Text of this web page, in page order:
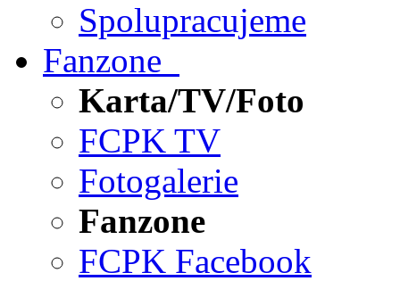
Spolupracujeme
Fanzone
Karta/TV/Foto
FCPK TV
Fotogalerie
Fanzone
FCPK Facebook